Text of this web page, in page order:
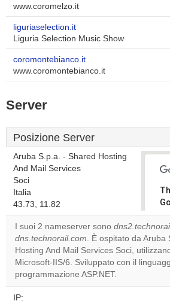
www.coromelzo.it
liguriaselection.it
Liguria Selection Music Show
coromontebianco.it
www.coromontebianco.it
Server
Posizione Server
Aruba S.p.a. - Shared Hosting
And Mail Services
Soci
Italia
43.73, 11.82
I suoi 2 nameserver sono
dns.technorail.com. È ospitato da Aruba
Hosting And Mail Services Soci,
Microsoft-IIS/6. Sviluppato con il
programmazione ASP.NET.
IP: